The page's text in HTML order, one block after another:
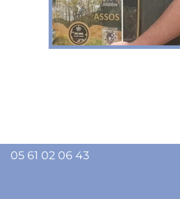
05 61 02 06 43